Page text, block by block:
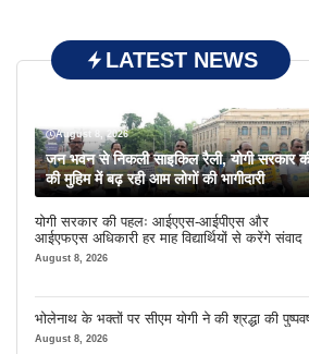
LATEST NEWS
August 8, 2026
जन भवन से निकली साइकिल रैली, योगी सरकार
की मुहिम में बढ़ रही आम लोगों की भागीदारी
योगी सरकार की पहलः आईएएस-आईपीएस और
आईएफएस अधिकारी हर माह विद्यार्थियों से करेंगे संवाद
August 8, 2026
भोलेनाथ के भक्तों पर सीएम योगी ने की श्रद्धा की
August 8, 2026